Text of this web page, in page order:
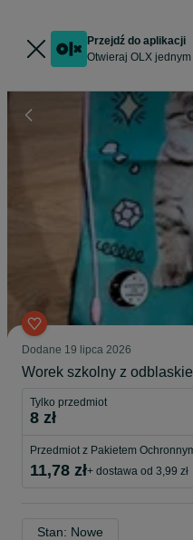
Przejdź do aplikacji
Otwieraj OLX
Dodane 19 lipca 2026
Worek szkolny z
Tylko przedmiot
8 zł
Przedmiot z Pakietem
11,78 zł+ dostawa od 3,99 zł
Stan: Nowe